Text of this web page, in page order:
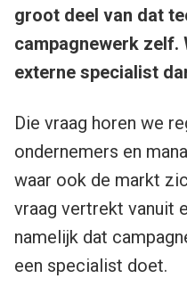
groot deel van dat
campagnewerk zelf.
externe specialist
Die vraag horen we
ondernemers en
waar ook de markt
vraag vertrekt vanuit
namelijk dat
een specialist doet.